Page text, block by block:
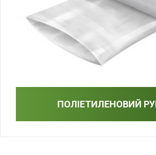
ПОЛІЕТИЛЕНОВИЙ